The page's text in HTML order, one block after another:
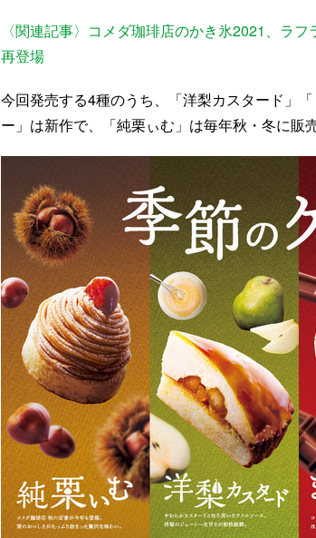
〈関連記事〉コメダ珈琲店のかき氷2021、ラ
再登場
今回発売する4種のうち、「洋梨カスタード」
ー」は新作で、「純栗ぃむ」は毎年秋・冬に販